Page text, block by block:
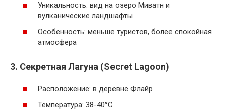
Уникальность: вид на озеро Миватн и
вулканические ландшафты
Особенность: меньше туристов, более спокойная
атмосфера
3. Секретная Лагуна (Secret Lagoon)
Расположение: в деревне Флайр
Температура: 38-40°С